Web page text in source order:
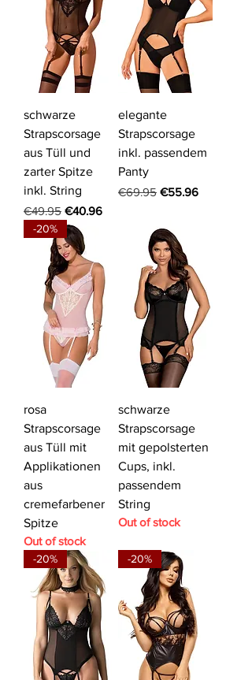
schwarze
Strapscorsage
aus Tüll und
zarter Spitze
inkl. String
Regular Price
€49.95 Sale Price
€40.96
elegante
Strapscorsage
inkl. passendem
Panty
Regular Price
€69.95 Sale Price
€55.96
-20%
rosa
Strapscorsage
aus Tüll mit
Applikationen
aus
cremefarbener
Spitze
Out of stock
schwarze
Strapscorsage
mit gepolsterten
Cups, inkl.
passendem
String
Out of stock
-20% -20%